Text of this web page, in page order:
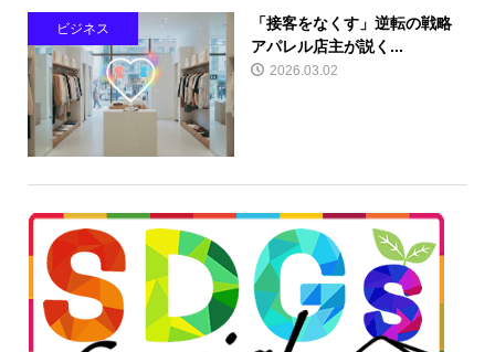
ビジネス
「接客をなくす」逆転の戦略
アパレル店主が説く...
2026.03.02